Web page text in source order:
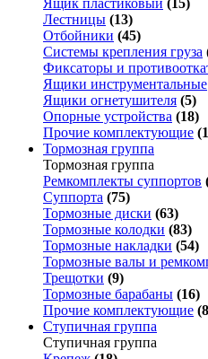
Ящик пластиковый (15)
Лестницы (13)
Отбойники (45)
Системы крепления груза
Фиксаторы и
Ящики инструментальные
Ящики огнетушителя (5)
Опорные устройства (18)
Прочие комплектующие
Тормозная группа
Тормозная группа
Ремкомплекты суппортов
Суппорта (75)
Тормозные диски (63)
Тормозные колодки (83)
Тормозные накладки (54)
Тормозные валы и
Трещотки (9)
Тормозные барабаны (16)
Прочие комплектующие
Ступичная группа
Ступичная группа